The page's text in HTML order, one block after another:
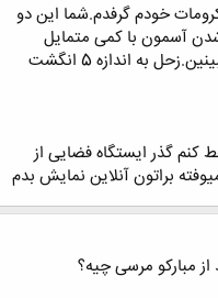
90 میلیمتری آکرومات خودم گرفدم.شما این دو
شدن آسمون با کمی متمایل
شدن به سمت راست از حالت روبه قبله ببینین.زحل به اندازه 5 انگشت
کنم گذر ایستگاه فضایی از
مبارکو مرسی چیه؟